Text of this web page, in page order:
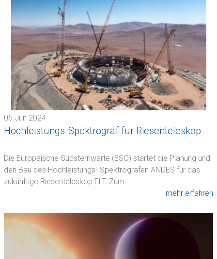
05 Jun 2024
Hochleistungs-Spektrograf für Riesenteleskop
Die Europäische Südsternwarte (ESO) startet die Planung und
den Bau des Hochleistungs- Spektrografen ANDES für das
zukünftige Riesenteleskop ELT. Zum…
mehr erfahren